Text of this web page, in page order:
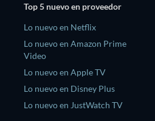
Top 5 nuevo en proveedor
Lo nuevo en Netflix
Lo nuevo en Amazon Prime
Video
Lo nuevo en Apple TV
Lo nuevo en Disney Plus
Lo nuevo en JustWatch TV